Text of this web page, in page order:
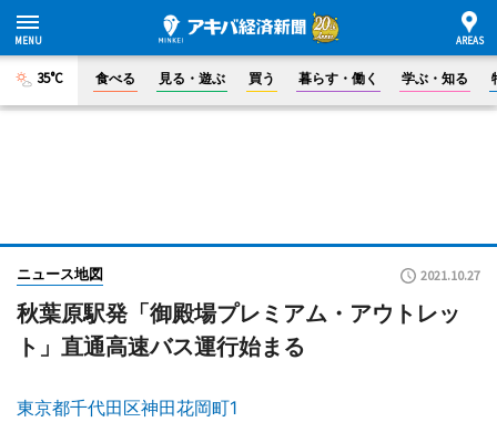
35°C 食べる 見る・遊ぶ 買う 暮らす・働く 学ぶ・知る
ニュース地図 2021.10.27
秋葉原駅発「御殿場プレミアム・アウトレッ
ト」直通高速バス運行始まる
東京都千代田区神田花岡町1